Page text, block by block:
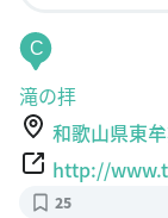
滝の拝
和歌山県東牟
http://
25